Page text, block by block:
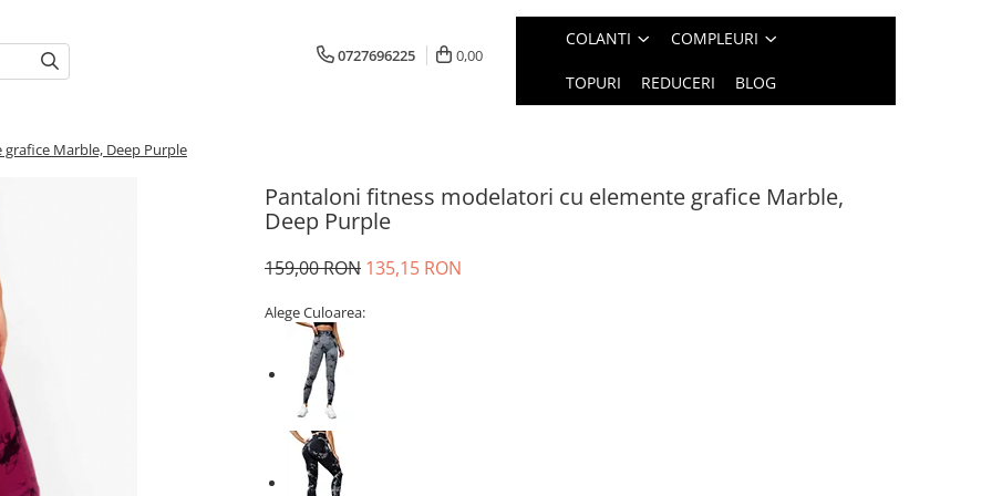
0727696225 0,00
COLANTI COMPLEURI
TOPURI REDUCERI BLOG
Marble, Deep Purple
Pantaloni fitness modelatori cu elemente grafice Marble,
Deep Purple
159,00 RON 135,15 RON
Alege Culoarea: